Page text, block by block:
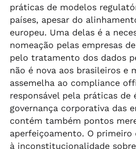
práticas de modelos
países, apesar do
europeu. Uma delas é a
nomeação pelas empresas
pelo tratamento dos dados
não é nova aos brasileiros e
assemelha ao compliance
responsável pela práticas de
governança corporativa das
contém também pontos
aperfeiçoamento. O
à inconstitucionalidade